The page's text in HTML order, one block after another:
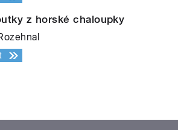
z horské chaloupky